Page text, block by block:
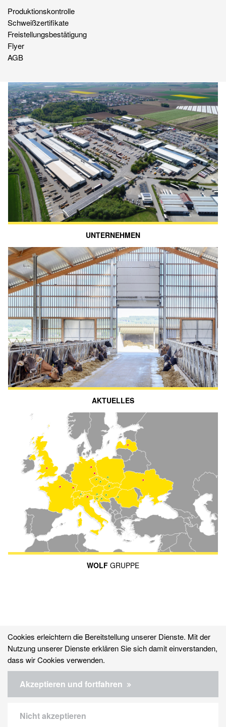
Produktionskontrolle
Schweißzertifikate
Freistellungsbestätigung
Flyer
AGB
UNTERNEHMEN
AKTUELLES
WOLF GRUPPE
Cookies erleichtern die Bereitstellung unserer Dienste. Mit der
Nutzung unserer Dienste erklären Sie sich damit einverstanden,
dass wir Cookies verwenden.
Akzeptieren und fortfahren
Nicht akzeptieren
© 2026 WOLF System GmbH